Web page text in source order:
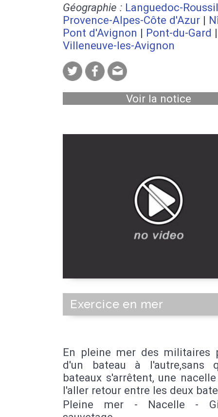
Géographie : Languedoc-
Provence-Alpes-Côte d'Azur |
Pont d'Avignon | Pont-du-Gard |
Villeneuve-les-Avignon
Voir la notice
Exercice en mer
En pleine mer des militaires
d'un bateau à l'autre,sans
bateaux s'arrêtent, une
l'aller retour entre les deux
Pleine mer - Nacelle -